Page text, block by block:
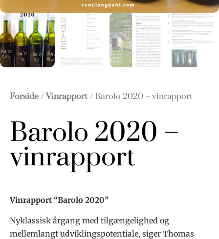
Forside/Vinrapport/ Barolo 2020 – vinrapport
Barolo 2020 –
vinrapport
Vinrapport “Barolo 2020”
Nyklassisk årgang med tilgængelighed og
mellemlangt udviklingspotentiale, siger Thomas